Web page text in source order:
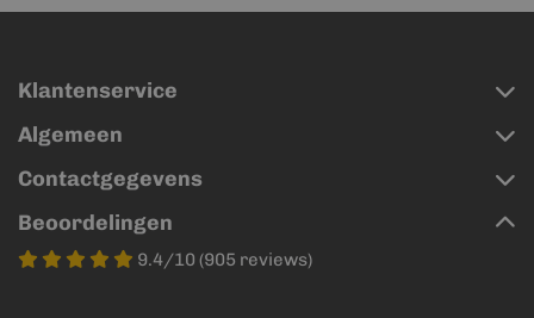
Klantenservice
Algemeen
Contactgegevens
Beoordelingen
9.4/10 (905 reviews)